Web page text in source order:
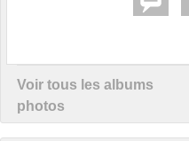
Voir tous les albums
photos